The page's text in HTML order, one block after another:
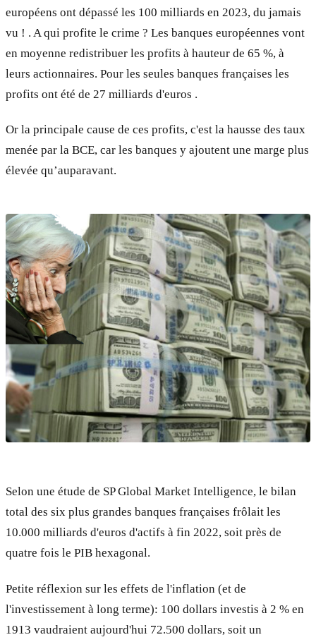
européens ont dépassé les 100 milliards en 2023, du jamais
vu ! . A qui profite le crime ? Les banques européennes vont
en moyenne redistribuer les profits à hauteur de 65 %, à
leurs actionnaires. Pour les seules banques françaises les
profits ont été de 27 milliards d'euros .
Or la principale cause de ces profits, c'est la hausse des taux
menée par la BCE, car les banques y ajoutent une marge plus
élevée qu’auparavant.
Selon une étude de SP Global Market Intelligence, le bilan
total des six plus grandes banques françaises frôlait les
10.000 milliards d'euros d'actifs à fin 2022, soit près de
quatre fois le PIB hexagonal.
Petite réflexion sur les effets de l'inflation (et de
l'investissement à long terme): 100 dollars investis à 2 % en
1913 vaudraient aujourd'hui 72.500 dollars, soit un